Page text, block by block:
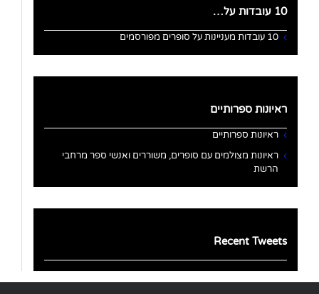
10 עובדות על…
10 עובדות מעניינות על סופרים מפורסמים
ראיונות ספרותיים
ראיונות ספרותיים
ראיונות מצולמים עם סופרים, משוררים ואנשי ספר מרחבי
הרשת
Recent Tweets